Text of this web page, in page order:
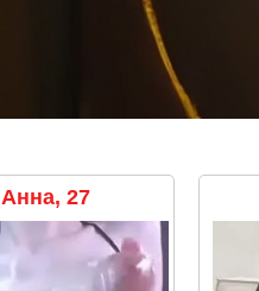
Анна, 27